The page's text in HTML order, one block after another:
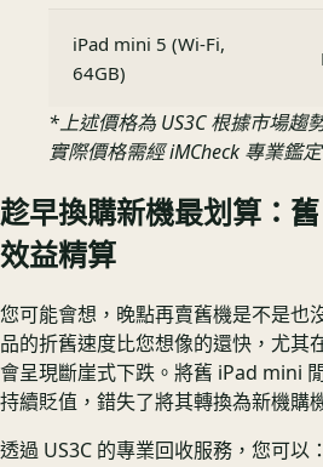
iPad mini 5 (Wi-Fi,
64GB)
*上述價格為 US3C 根據市場趨
實際價格需經 iMCheck 專業鑑定
趁早換購新機最划算：
效益精算
您可能會想，晚點再賣舊機是不是也
品的折舊速度比您想像的還快，尤其
會呈現斷崖式下跌。將舊 iPad mini
持續貶值，錯失了將其轉換為新機購
透過 US3C 的專業回收服務，您可以：